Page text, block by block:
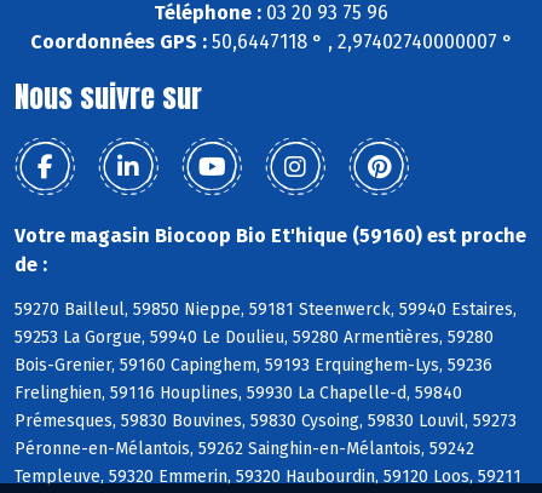
Téléphone : 03 20 93 75 96
Coordonnées GPS :50,6447118 ° , 2,97402740000007 °
Nous suivre sur
Votre magasin Biocoop Bio Et'hique (59160) est proche
de :
59270 Bailleul, 59850 Nieppe, 59181 Steenwerck, 59940 Estaires,
59253 La Gorgue, 59940 Le Doulieu, 59280 Armentières, 59280
Bois-Grenier, 59160 Capinghem, 59193 Erquinghem-Lys, 59236
Frelinghien, 59116 Houplines, 59930 La Chapelle-d, 59840
Prémesques, 59830 Bouvines, 59830 Cysoing, 59830 Louvil, 59273
Péronne-en-Mélantois, 59262 Sainghin-en-Mélantois, 59242
Templeuve, 59320 Emmerin, 59320 Haubourdin, 59120 Loos, 59211